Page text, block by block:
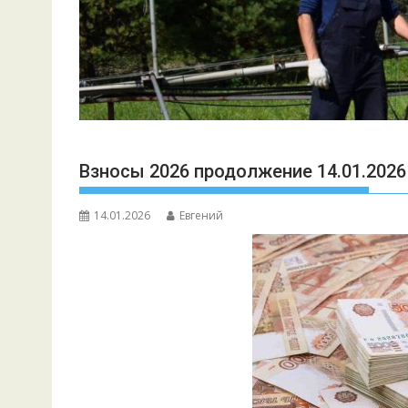
Взносы 2026 продолжение 14.01.2026
14.01.2026 Евгений